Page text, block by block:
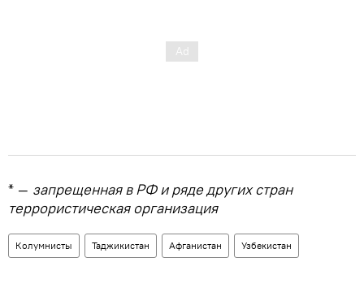
* — запрещенная в РФ и ряде других стран
террористическая организация
Колумнисты Таджикистан Афганистан Узбекистан